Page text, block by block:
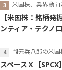
米国株、業界動
【米国株：銘柄発
ンティア・テクノ
岡元兵八郎の米
スペースＸ［